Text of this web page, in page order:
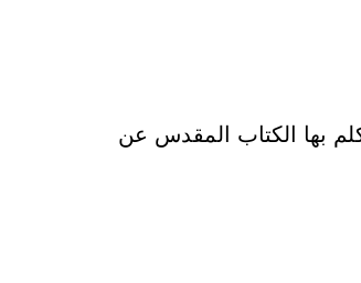
بها الكتاب المقدس عن